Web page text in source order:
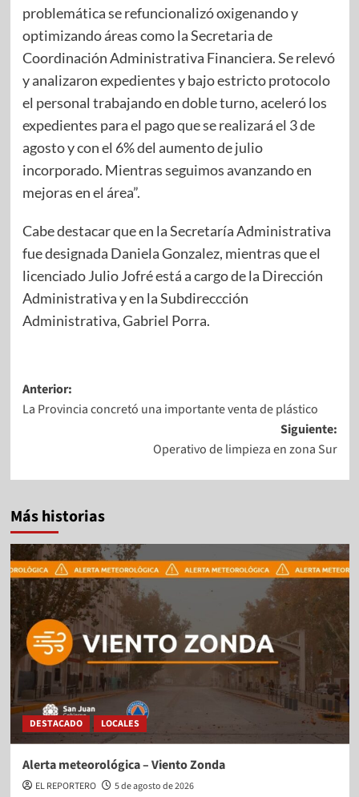
problemática se refuncionalizó oxigenando y
optimizando áreas como la Secretaria de
Coordinación Administrativa Financiera. Se relevó
y analizaron expedientes y bajo estricto protocolo
el personal trabajando en doble turno, aceleró los
expedientes para el pago que se realizará el 3 de
agosto y con el 6% del aumento de julio
incorporado. Mientras seguimos avanzando en
mejoras en el área”.
Cabe destacar que en la Secretaría Administrativa
fue designada Daniela Gonzalez, mientras que el
licenciado Julio Jofré está a cargo de la Dirección
Administrativa y en la Subdireccción
Administrativa, Gabriel Porra.
Anterior:
La Provincia concretó una importante venta de plástico
Siguiente:
Operativo de limpieza en zona Sur
Más historias
DESTACADO LOCALES
Alerta meteorológica – Viento Zonda
EL REPORTERO 5 de agosto de 2026